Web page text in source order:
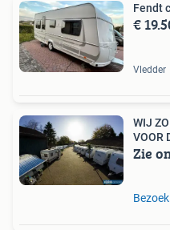
Fendt
€
Vledder
WIJ
VOOR
Zie